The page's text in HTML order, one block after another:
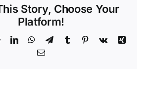
Story, Choose Your
Platform!
RedditLinkedInWhatsApp
TelegramTumblr Pinterest
Vk
Xing
Email